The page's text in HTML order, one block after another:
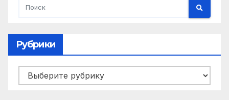
Рубрики
Рубрики